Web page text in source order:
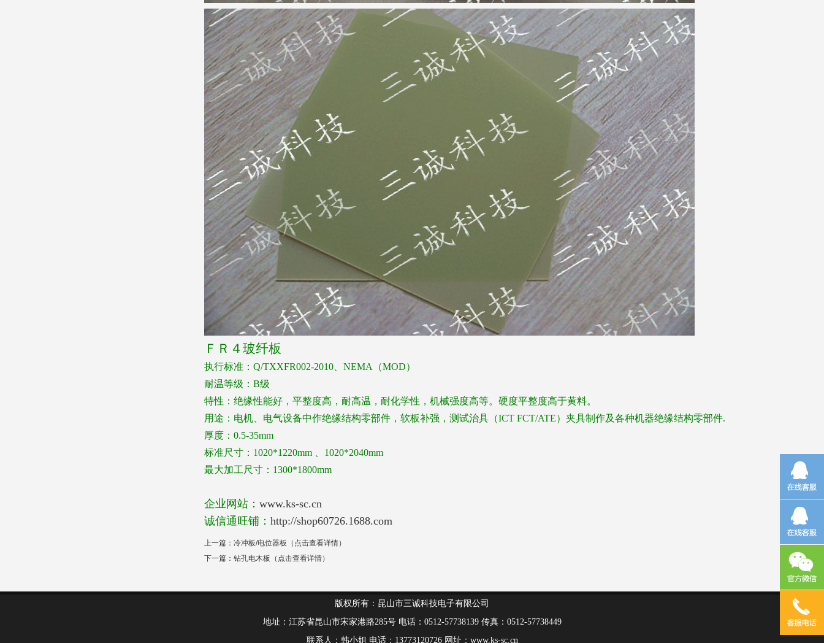
ＦＲ４玻纤板
执行标准： Q/TXXFR002-2010 NEMA （MOD）
耐温等级： B级
特性：绝缘性能好，平整度高，耐高温，耐化学性，机械强度高等。硬度平整度高于黄料。
用途：电机、电气设备中作绝缘结构零部件，软板补强，测试治具（ICT FCT/ATE）夹具制作及各种机器绝缘结构零部件.
厚度： 0.5-35mm
标准尺寸： 1020*1220mm
1020*2040mm
最大加工尺寸： 1300*1800mm
企业网站： www.ks-sc.cn
诚信通旺铺： http://shop60726.1688.com
上一篇： 冷冲板/电位器板（点击查看详情）
下一篇： 钻孔电木板（点击查看详情）
版权所有：昆山市三诚科技电子有限公司
地址：江苏省昆山市宋家港路285号 电话：0512-57738139 传真：0512-57738449
联系人：韩小姐 电话：13773120726 网址：www.ks-sc.cn
Spiral bevel
gearbox spiral